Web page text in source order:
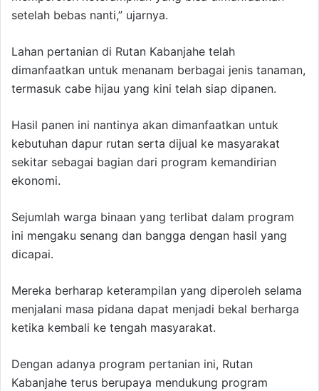
setelah bebas nanti,” ujarnya.
Lahan pertanian di Rutan Kabanjahe telah
dimanfaatkan untuk menanam berbagai jenis tanaman,
termasuk cabe hijau yang kini telah siap dipanen.
Hasil panen ini nantinya akan dimanfaatkan untuk
kebutuhan dapur rutan serta dijual ke masyarakat
sekitar sebagai bagian dari program kemandirian
ekonomi.
Sejumlah warga binaan yang terlibat dalam program
ini mengaku senang dan bangga dengan hasil yang
dicapai.
Mereka berharap keterampilan yang diperoleh selama
menjalani masa pidana dapat menjadi bekal berharga
ketika kembali ke tengah masyarakat.
Dengan adanya program pertanian ini, Rutan
Kabanjahe terus berupaya mendukung program